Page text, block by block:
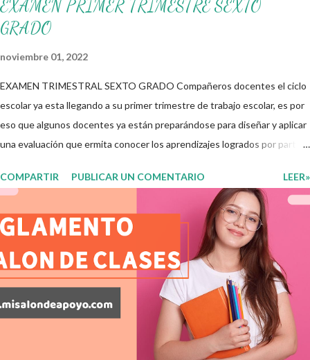
EXAMEN PRIMER TRIMESTRE SEXTO
GRADO
noviembre 01, 2022
EXAMEN TRIMESTRAL SEXTO GRADO Compañeros docentes el ciclo
escolar ya esta llegando a su primer trimestre de trabajo escolar, es por
eso que algunos docentes ya están preparándose para diseñar y aplicar
una evaluación que ermita conocer los aprendizajes logrados por parte
para evaluar las diferentes asignaturas que sus alumnos cursaron
durante este ciclo escolar, permitiendo obtener un mayor panorama de
los aprendizajes claves que sus nuevos aprendientes ya lograron
alcanzar y de aquellos que aun necesitan consolidar. Esto con la
finalidad de que elaboramos un plan de intervención adecuado para
atender las necesidades que nuestro grupo requiera de acuerdo a los
resultados del examen trimestral que apliquemos. Sin mas que decir les
damos las gracias para seguir apoyándonos en este nuevo blog
educativo y gracias por su preferencia. Recuerden que todo material
COMPARTIR PUBLICAR UN COMENTARIO LEER»